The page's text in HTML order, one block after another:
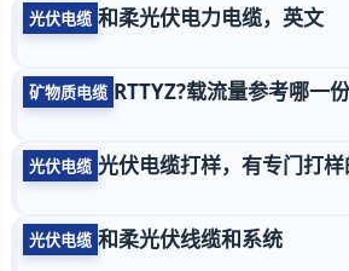
光伏电缆 和柔光伏电力电缆，英文
矿物质电缆 RTTYZ?载流量参考哪一
光伏电缆 光伏电缆打样，有专门打样
光伏电缆 和柔光伏线缆和系统